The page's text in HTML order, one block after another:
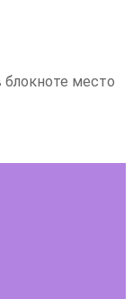
блокноте место